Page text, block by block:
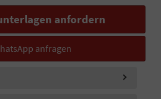
anfragen
anfordern